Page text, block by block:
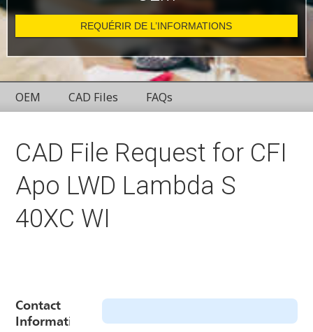
REQUÉRIR DE L’INFORMATIONS
OEM CAD Files FAQs
CAD File Request for CFI
Apo LWD Lambda S
40XC WI